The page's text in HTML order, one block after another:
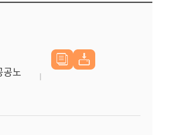
공노